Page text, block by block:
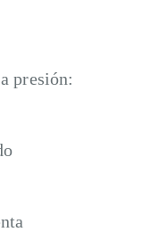
presión: